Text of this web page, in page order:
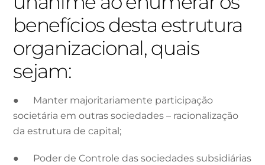
benefícios desta estrutura
organizacional, quais
sejam:
● Manter majoritariamente participação
societária em outras sociedades – racionalização
da estrutura de capital;
● Poder de Controle das sociedades subsidiárias